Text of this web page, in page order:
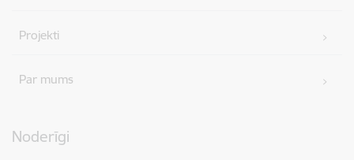
Projekti
Par mums
Noderīgi